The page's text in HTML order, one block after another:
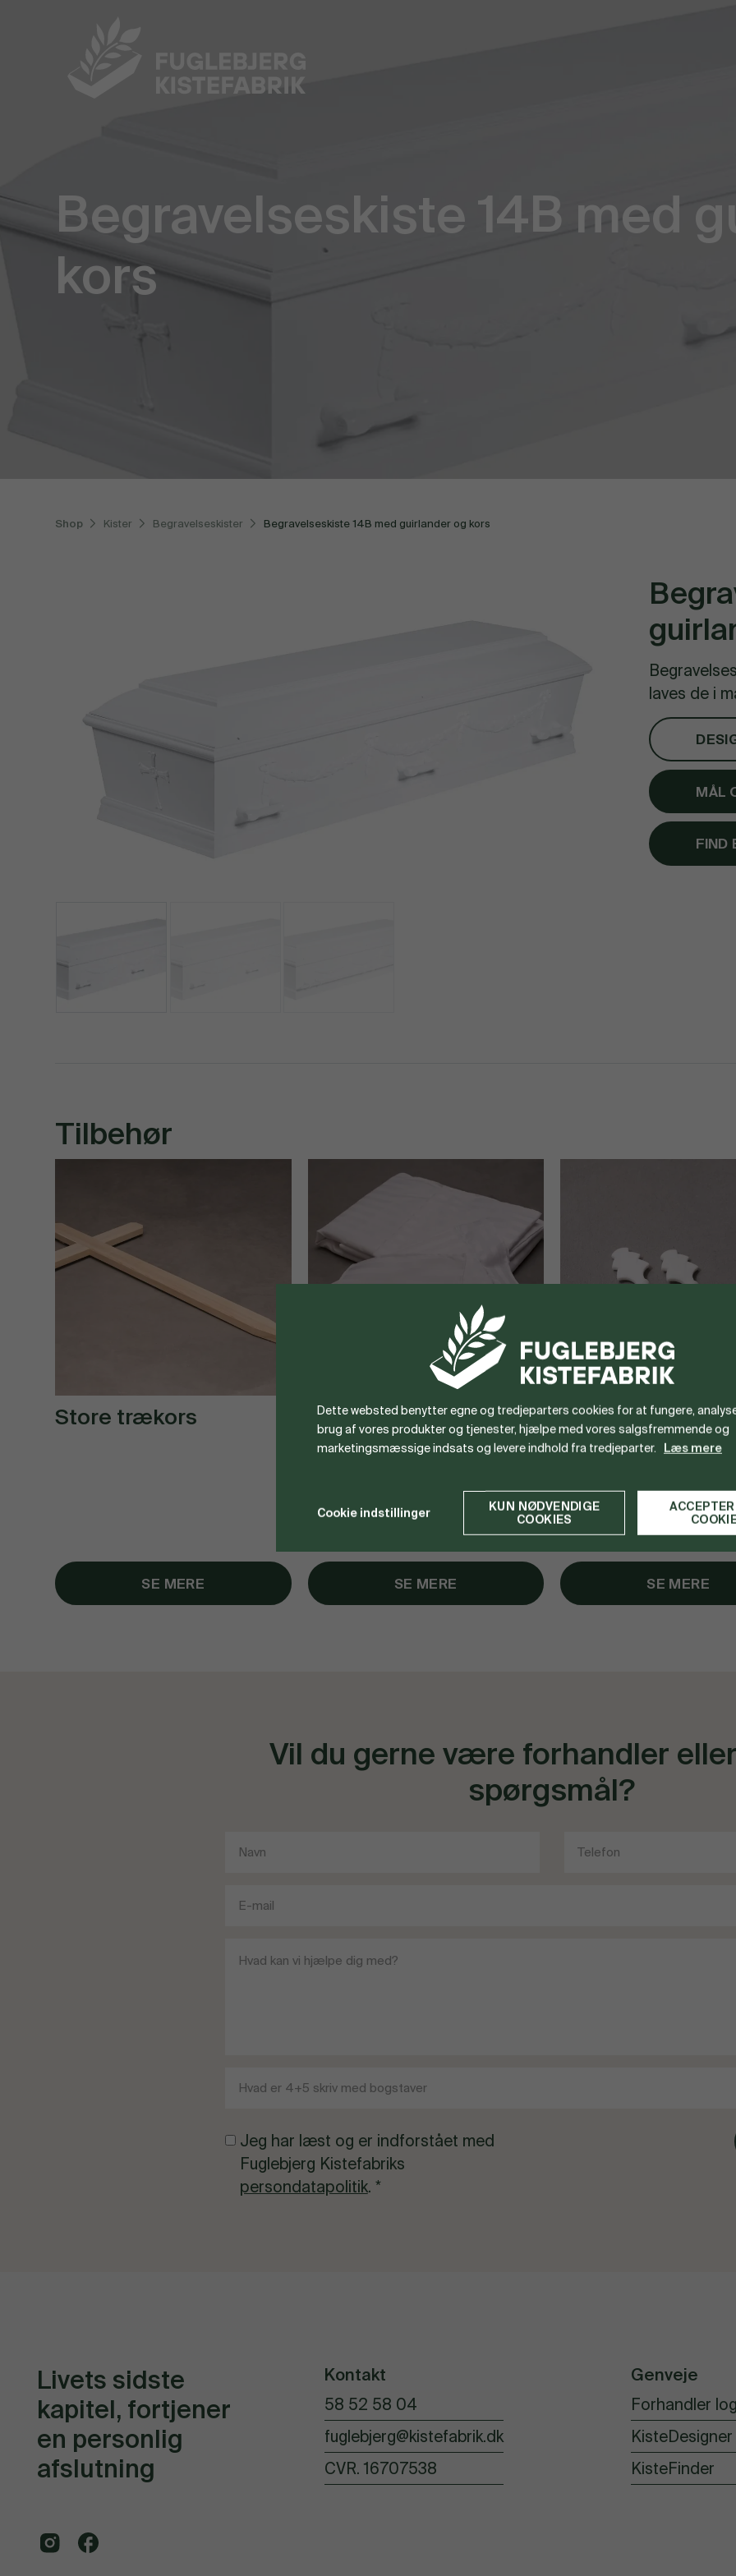
Begravelseskiste 14B med
kors
Shop Kister Begravelseskister Begravelseskiste 14B med guirlander og kors
laves de i
MÅL
FIND
Tilbehør
Store trækors
SE MERE
Dynesæt
SE MERE
Kisteskruer
SE MERE
Vil du gerne være forhandler
spørgsmål?
Jeg har læst og er indforstået med
Fuglebjerg Kistefabriks
persondatapolitik. *
Livets sidste
kapitel, fortjener
en personlig
afslutning
Kontakt
58 52 58 04
fuglebjerg@kistefabrik.dk
CVR. 16707538
Genveje
Forhandler
KisteDesigner
KisteFinder
Dette websted benytter egne og tredjeparters cookies for at fungere,
brug af vores produkter og tjenester, hjælpe med vores salgsfremmende og
marketingsmæssige indsats og levere indhold fra tredjeparter.
Læs mere
Cookie indstillinger
KUN NØDVENDIGE
COOKIES